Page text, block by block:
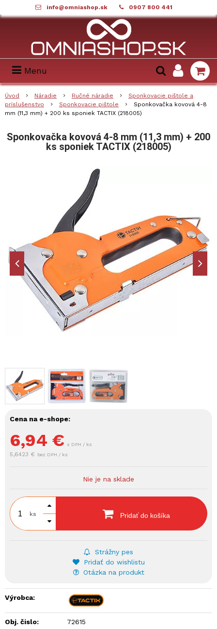
info@omniashop.sk 0907 800 441
Menu
Úvod Náradie Ručné náradie
Sponkovacie pištole a
príslušenstvo
Sponkovacie pištole
Sponkovačka kovová 4-8
mm (11,3 mm) + 200 ks sponiek TACTIX (218005)
Sponkovačka kovová 4-8 mm (11,3 mm) + 200
ks sponiek TACTIX (218005)
Cena na e-shope:
6,94 € s DPH / ks
5,6423 € bez DPH / ks
Nie je na sklade
ks Pridať do košíka
Strážny pes
Pridať do wishlistu
Otázka na produkt
Výrobca:
Obj. čislo: 72615